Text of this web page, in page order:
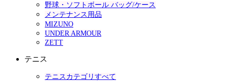
野球・ソフトボール バッグ/ケース
メンテナンス用品
MIZUNO
UNDER ARMOUR
ZETT
テニス
テニスカテゴリすべて